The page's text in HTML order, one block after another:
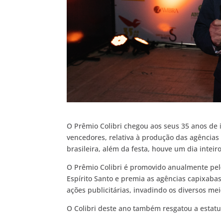
O Prêmio Colibri chegou aos seus 35 anos
vencedores, relativa à produção das
brasileira, além da festa, houve um dia
O Prêmio Colibri é promovido anualmente
Espírito Santo e premia as agências
ações publicitárias, invadindo os diversos
O Colibri deste ano também resgatou a